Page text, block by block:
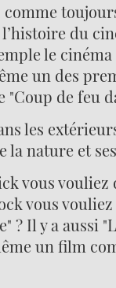
du
le
un des
"Coup de feu
les
la nature et
vous vouliez
vous
? Il y a aussi
un film